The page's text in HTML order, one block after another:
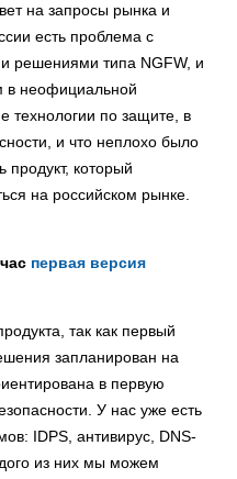
на запросы рынка и
есть проблема с
решениями типа NGFW, и
в неофициальной
технологии по защите, в
и что неплохо было
продукт, который
на российском рынке.
первая версия
так как первый
запланирован на
в первую
У нас уже есть
IDPS, антивирус, DNS-
из них мы можем